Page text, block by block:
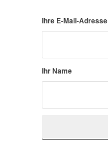
Ihre E-Mail-Adresse
Ihr Name